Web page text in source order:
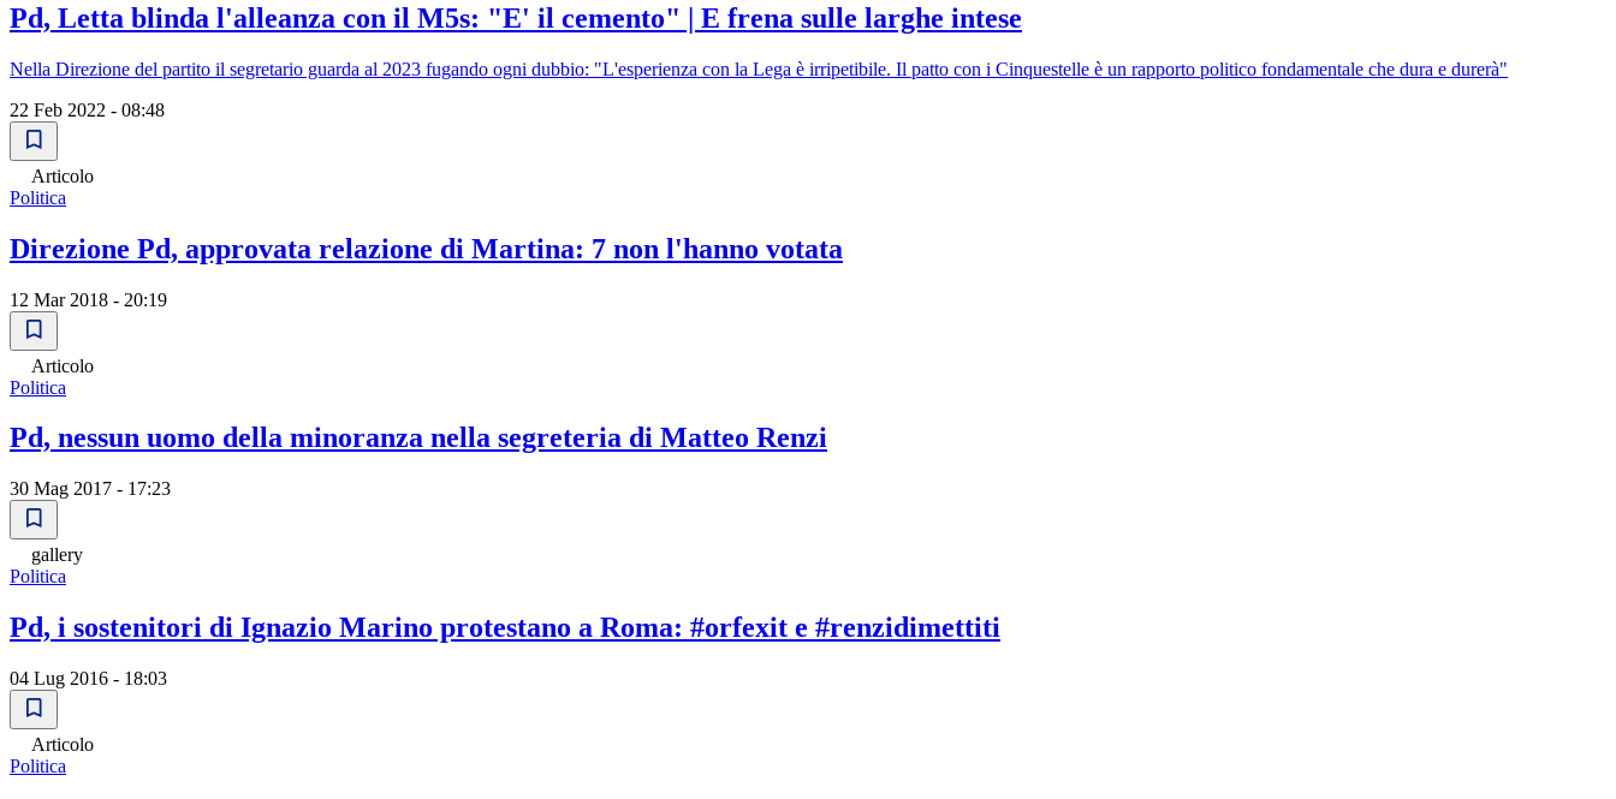
Pd, Letta blinda l'alleanza con il M5s: "E' il cemento" | E frena sulle larghe intese
Nella Direzione del partito il segretario guarda al 2023 fugando ogni dubbio: "L'esperienza con la Lega è irripetibile. Il patto con i Cinquestelle è un rapporto politico fondamentale che dura e durerà"
22 Feb 2022 - 08:48
Articolo
Politica
Direzione Pd, approvata relazione di Martina: 7 non l'hanno votata
12 Mar 2018 - 20:19
Articolo
Politica
Pd, nessun uomo della minoranza nella segreteria di Matteo Renzi
30 Mag 2017 - 17:23
gallery
Politica
Pd, i sostenitori di Ignazio Marino protestano a Roma: #orfexit e #renzidimettiti
04 Lug 2016 - 18:03
Articolo
Politica